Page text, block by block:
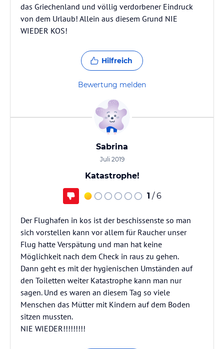
das Griechenland und völlig verdorbener Eindruck
von dem Urlaub! Allein aus diesem Grund NIE
WIEDER KOS!
Hilfreich
Bewertung melden
Sabrina
Juli 2019
Katastrophe!
1 / 6
Der Flughafen in kos ist der beschissenste so man
sich vorstellen kann vor allem für Raucher unser
Flug hatte Verspätung und man hat keine
Möglichkeit nach dem Check in raus zu gehen.
Dann geht es mit der hygienischen Umständen auf
den Toiletten weiter Katastrophe kann man nur
sagen. Und es waren an diesem Tag so viele
Menschen das Mütter mit Kindern auf dem Boden
sitzen mussten.
NIE WIEDER!!!!!!!!!